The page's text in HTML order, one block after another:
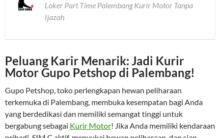
Loker Part Time Palembang Kurir Motor Tanpa
Ijazah
Peluang Karir Menarik: Jadi Kurir
Motor Gupo Petshop di Palembang!
Gupo Petshop, toko perlengkapan hewan peliharaan
terkemuka di Palembang, membuka kesempatan bagi Anda
yang berdedikasi dan memiliki semangat tinggi untuk
bergabung sebagai Kurir Motor! Jika Anda memiliki kendaraan